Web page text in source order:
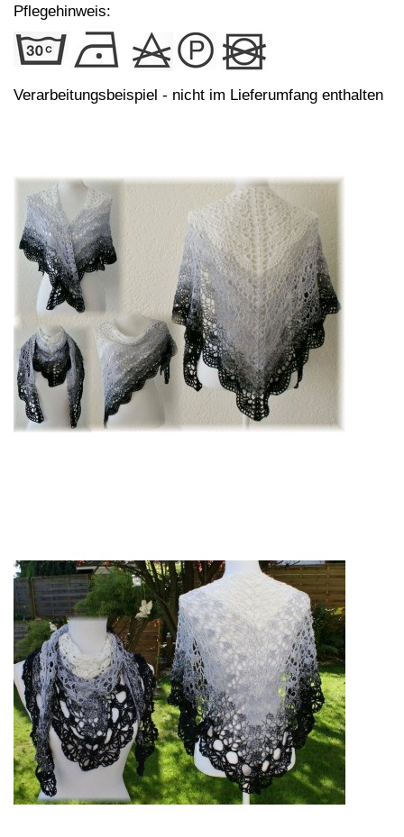
Pflegehinweis:
Verarbeitungsbeispiel - nicht im Lieferumfang enthalten